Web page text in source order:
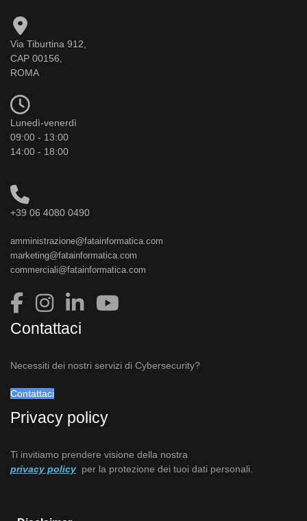
Via Tiburtina 912,
CAP 00156,
ROMA
Lunedì-venerdì
09:00 - 13:00
14:00 - 18:00
+39 06 4080 0490
amministrazione@fatainformatica.com
marketing@fatainformatica.com
commerciali@fatainformatica.com
Contattaci
Necessiti dei nostri servizi di Cybersecurity?
Contattaci
Privacy policy
Ti invitiamo prendere visione della nostra
privacy policy per la protezione dei tuoi dati personali.